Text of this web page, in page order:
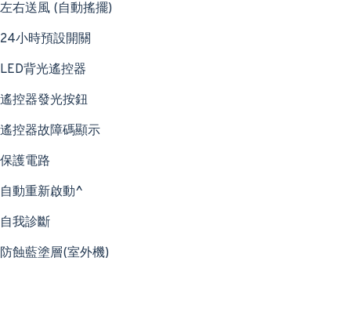
左右送風 (自動搖擺)
24小時預設開關
LED背光遙控器
遙控器發光按鈕
遙控器故障碼顯示
保護電路
自動重新啟動^
自我診斷
防蝕藍塗層(室外機)